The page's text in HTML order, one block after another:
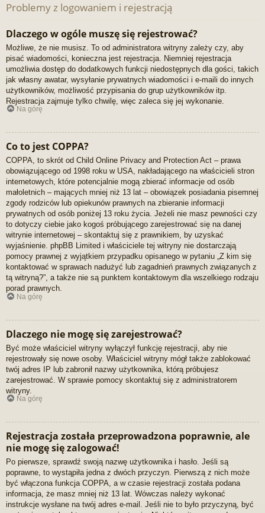
Problemy z logowaniem i rejestracją
Dlaczego w ogóle muszę się rejestrować?
Możliwe, że nie musisz. To od administratora witryny zależy czy, aby
pisać wiadomości, konieczna jest rejestracja. Niemniej rejestracja
umożliwia dostęp do dodatkowych funkcji niedostępnych dla gości, takich
jak własny awatar, wysyłanie prywatnych wiadomości i e-maili do innych
użytkowników, możliwość przypisania do grup użytkowników itp.
Rejestracja zajmuje tylko chwilę, więc zaleca się jej wykonanie.
Na górę
Co to jest COPPA?
COPPA, to skrót od Child Online Privacy and Protection Act – prawa
obowiązującego od 1998 roku w USA, nakładającego na właścicieli stron
internetowych, które potencjalnie mogą zbierać informacje od osób
małoletnich – mających mniej niż 13 lat – obowiązek posiadania pisemnej
zgody rodziców lub opiekunów prawnych na zbieranie informacji
prywatnych od osób poniżej 13 roku życia. Jeżeli nie masz pewności czy
to dotyczy ciebie jako kogoś próbującego zarejestrować się na danej
witrynie internetowej – skontaktuj się z prawnikiem, by uzyskać
wyjaśnienie. phpBB Limited i właściciele tej witryny nie dostarczają
pomocy prawnej z wyjątkiem przypadku opisanego w pytaniu „Z kim się
kontaktować w sprawach nadużyć lub zagadnień prawnych związanych z
tą witryną?”, a także nie są punktem kontaktowym dla wszelkiego rodzaju
porad prawnych.
Na górę
Dlaczego nie mogę się zarejestrować?
Być może właściciel witryny wyłączył funkcję rejestracji, aby nie
rejestrowały się nowe osoby. Właściciel witryny mógł także zablokować
twój adres IP lub zabronił nazwy użytkownika, którą próbujesz
zarejestrować. W sprawie pomocy skontaktuj się z administratorem
witryny.
Na górę
Rejestracja została przeprowadzona poprawnie, ale
nie mogę się zalogować!
Po pierwsze, sprawdź swoją nazwę użytkownika i hasło. Jeśli są
poprawne, to wystąpiła jedna z dwóch przyczyn. Pierwszą z nich może
być włączona funkcja COPPA, a w czasie rejestracji została podana
informacja, że masz mniej niż 13 lat. Wówczas należy wykonać
instrukcje wysłane na twój adres e-mail. Jeśli nie to było przyczyną, być